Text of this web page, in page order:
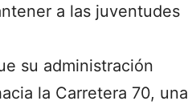
a las juventudes
su administración
la Carretera 70, una